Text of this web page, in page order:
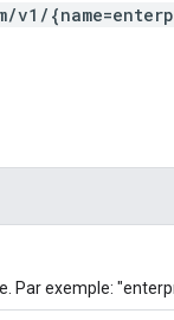
v1/
Par exemple: